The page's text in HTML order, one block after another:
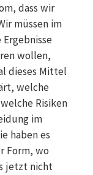
dass wir
müssen im
wollen,
dieses Mittel
welche
Risiken
im
haben es
Form, wo
jetzt nicht